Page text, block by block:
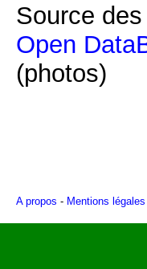
Source
Open
(photos)
A propos - Mentions légales